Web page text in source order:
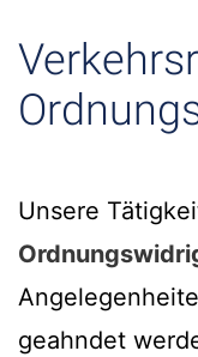
Unsere
geahndet